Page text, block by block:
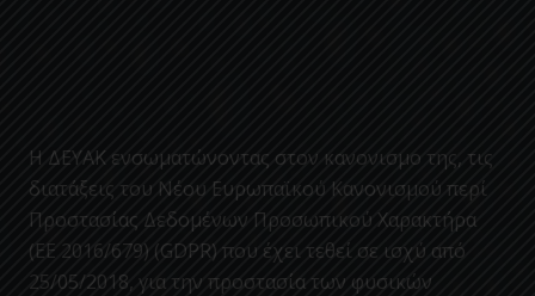
Η ΔΕΥΑΚ ενσωματώνοντας στον κανονισμο της, τις
διατάξεις του Νέου Ευρωπαϊκού Κανονισμού περί
Προστασίας Δεδομένων Προσωπικού Χαρακτήρα
(ΕΕ 2016/679) (GDPR) που έχει τεθεί σε ισχύ από
25/05/2018, για την προστασία των φυσικών